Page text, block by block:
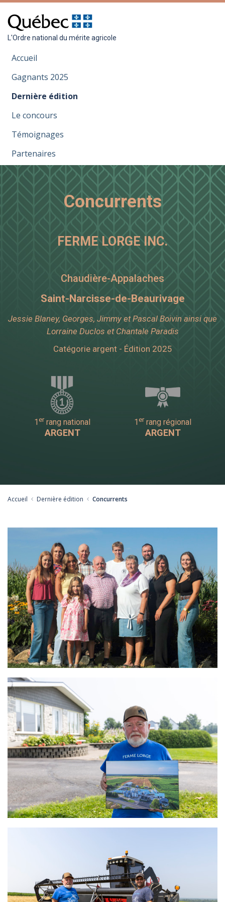
L'Ordre national du mérite agricole
Accueil
Gagnants 2025
Dernière édition
Le concours
Témoignages
Partenaires
Concurrents
FERME LORGE INC.
Chaudière-Appalaches
Saint-Narcisse-de-Beaurivage
Jessie Blaney, Georges, Jimmy et Pascal Boivin ainsi que
Lorraine Duclos et Chantale Paradis
Catégorie argent - Édition 2025
1 er rang national
ARGENT
1 er rang régional
ARGENT
Accueil Dernière édition Concurrents